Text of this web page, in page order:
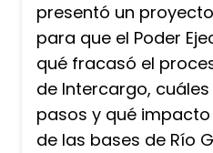
presentó un
para que el Poder
qué fracasó el
de Intercargo,
pasos y qué
de las bases de Río